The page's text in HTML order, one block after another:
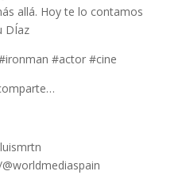
allá. Hoy te lo contamos
DÍaz
#actor #cine